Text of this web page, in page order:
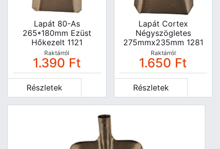
Lapát 80-As
265*180mm Ezüst
Hőkezelt 1121
Raktárról
1.390 Ft
Részletek
Lapát Cortex
Négyszögletes
275mmx235mm 1281
Raktárról
1.650 Ft
Részletek